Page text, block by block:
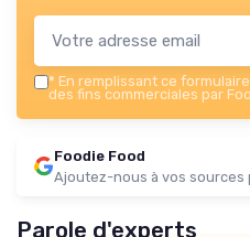
* En remplissant ce
des fins commerciales par
Foodie Food
Ajoutez-nous à vos sources
Parole d'experts